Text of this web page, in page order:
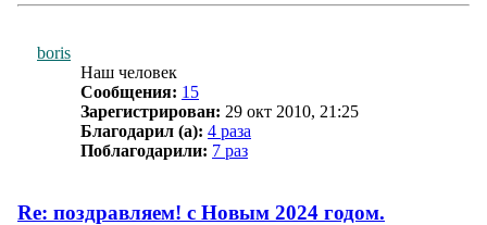
boris
Наш человек
Сообщения: 15
Зарегистрирован: 29 окт 2010, 21:25
Благодарил (а): 4 раза
Поблагодарили: 7 раз
Re: поздравляем! с Новым 2024 годом.